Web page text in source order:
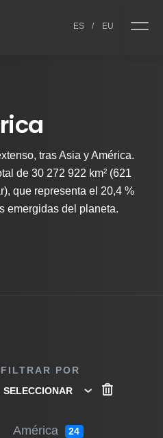
ES / EU
tras Asia y América.
de 30 272 922 km² (621
que representa el 20,4 %
emergidas del planeta.
FILTRAR POR
América 24